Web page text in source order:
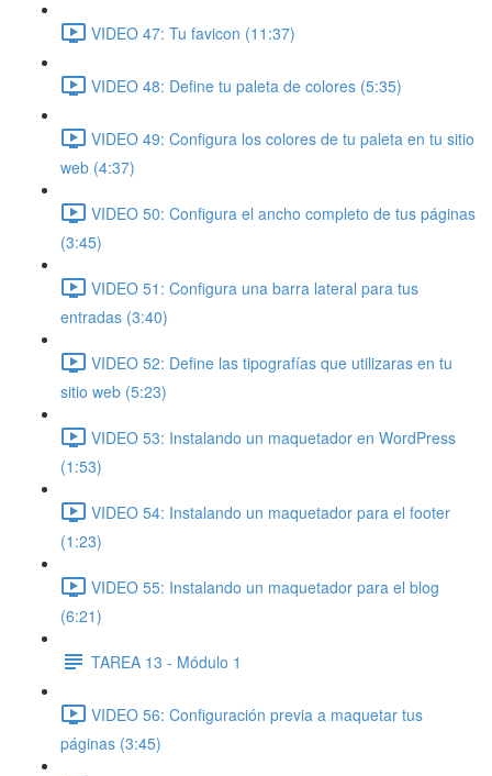
VIDEO 47: Tu favicon (11:37)
VIDEO 48: Define tu paleta de colores (5:35)
VIDEO 49: Configura los colores de tu paleta en tu sitio
web (4:37)
VIDEO 50: Configura el ancho completo de tus páginas
(3:45)
VIDEO 51: Configura una barra lateral para tus
entradas (3:40)
VIDEO 52: Define las tipografías que utilizaras en tu
sitio web (5:23)
VIDEO 53: Instalando un maquetador en WordPress
(1:53)
VIDEO 54: Instalando un maquetador para el footer
(1:23)
VIDEO 55: Instalando un maquetador para el blog
(6:21)
TAREA 13 - Módulo 1
VIDEO 56: Configuración previa a maquetar tus
páginas (3:45)